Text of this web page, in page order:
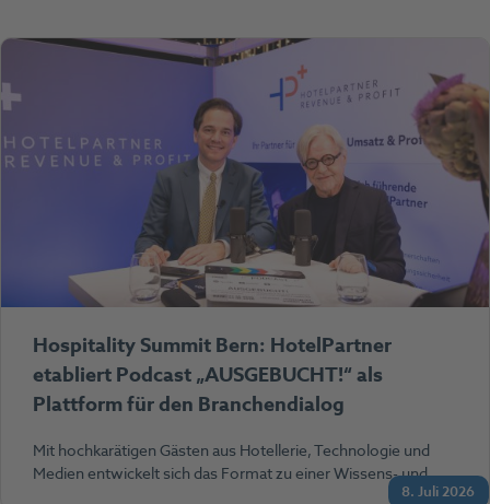
8. Juli 2026
Hospitality Summit Bern: HotelPartner
etabliert Podcast „AUSGEBUCHT!“ als
Plattform für den Branchendialog
Mit hochkarätigen Gästen aus Hotellerie, Technologie und
Medien entwickelt sich das Format zu einer Wissens- und…